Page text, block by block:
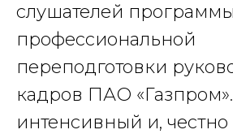
слушателей программы
профессиональной
переподготовки
кадров ПАО
интенсивный и, честно